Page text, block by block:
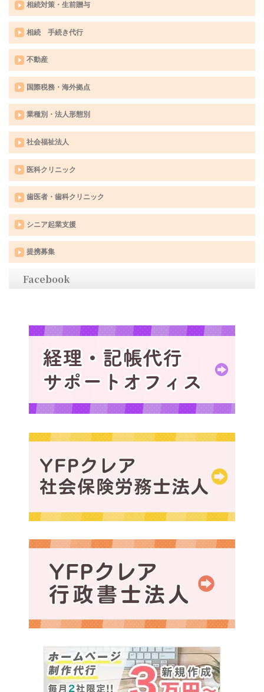
相続対策・生前贈与
相続 手続き代行
不動産
国際税務・海外拠点
業種別・法人形態別
社会福祉法人
医科クリニック
歯医者・歯科クリニック
シニア起業支援
提携募集
Facebook